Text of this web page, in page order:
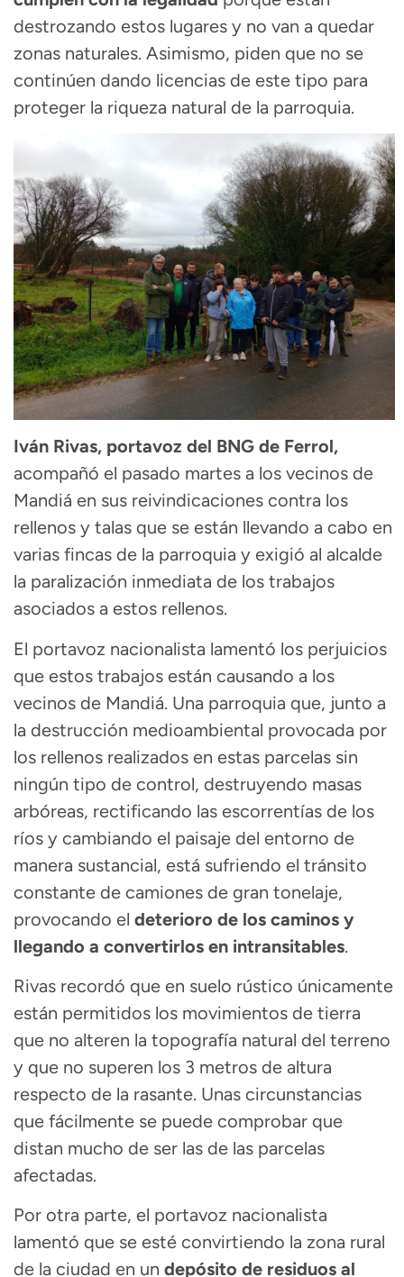
destrozando estos lugares y no van a quedar
zonas naturales. Asimismo, piden que no se
continúen dando licencias de este tipo para
proteger la riqueza natural de la parroquia.
Iván Rivas, portavoz del BNG de Ferrol,
acompañó el pasado martes a los vecinos de
Mandiá en sus reivindicaciones contra los
rellenos y talas que se están llevando a cabo en
varias fincas de la parroquia y exigió al alcalde
la paralización inmediata de los trabajos
asociados a estos rellenos.
El portavoz nacionalista lamentó los perjuicios
que estos trabajos están causando a los
vecinos de Mandiá. Una parroquia que, junto a
la destrucción medioambiental provocada por
los rellenos realizados en estas parcelas sin
ningún tipo de control, destruyendo masas
arbóreas, rectificando las escorrentías de los
ríos y cambiando el paisaje del entorno de
manera sustancial, está sufriendo el tránsito
constante de camiones de gran tonelaje,
provocando el deterioro de los caminos y
llegando a convertirlos en intransitables.
Rivas recordó que en suelo rústico únicamente
están permitidos los movimientos de tierra
que no alteren la topografía natural del terreno
y que no superen los 3 metros de altura
respecto de la rasante. Unas circunstancias
que fácilmente se puede comprobar que
distan mucho de ser las de las parcelas
afectadas.
Por otra parte, el portavoz nacionalista
lamentó que se esté convirtiendo la zona rural
de la ciudad en un depósito de residuos al